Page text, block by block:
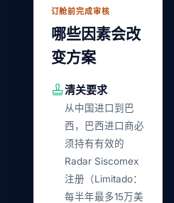
订舱前完成审核
哪些因素会改
变方案
清关要求
从中国进口到巴
西，巴西进口商必
须持有有效的
Radar Siscomex
注册（Limitado：
每半年最多15万美